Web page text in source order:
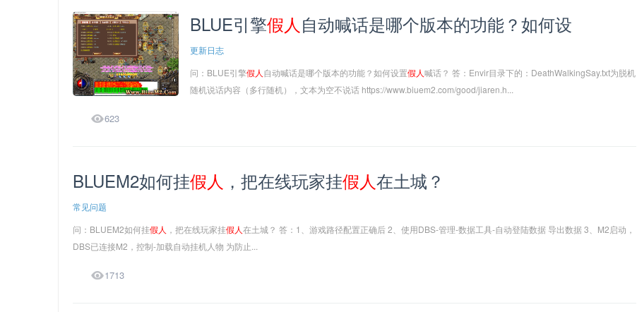
BLUE引擎假人 自动喊话是哪个版本的功能？如何设
更新日志
问：BLUE引擎假人 自动喊话是哪个版本的功能？如何设置假人喊话？ 答：Envir目录下的：DeathWalkingSay.txt为脱机
随机说话内容（多行随机），文本为空不说话 https://www.biuem2.com/good/jiaren.h...
623
BLUEM2如何挂假人 ，把在线玩家挂假人在土城？
常见问题
问：BLUEM2如何挂假人 ，把在线玩家挂假人在土城？ 答：1、游戏路径配置正确后 2、使用DBS-管理-数据工具-自动登陆数据 导出数据 3、M2启动，
DBS已连接M2，控制-加载自动挂机人物 为防止...
1713